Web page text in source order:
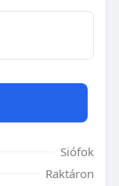
Siófok
Raktáron